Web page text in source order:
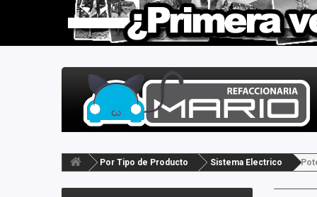
Por Tipo de Producto Sistema Electrico